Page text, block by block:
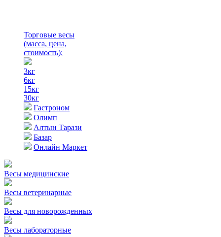
Торговые весы
(масса, цена,
стоимость):
3кг
6кг
15кг
30кг
Гастроном
Олимп
Алтын Тарази
Базар
Онлайн Маркет
Весы медицинские
Весы ветеринарные
Весы для новорожденных
Весы лабораторные